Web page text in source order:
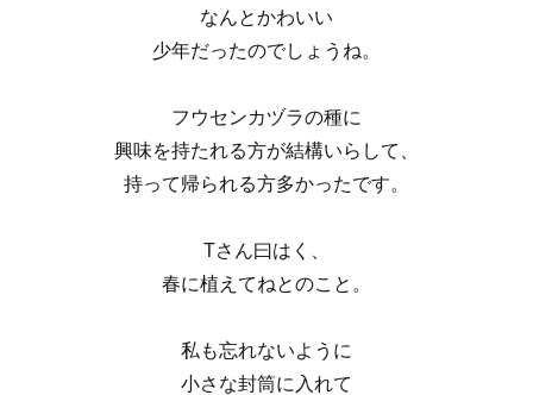
なんとかわいい
少年だったのでしょうね。
フウセンカヅラの種に
興味を持たれる方が結構いらして、
持って帰られる方多かったです。
Tさん曰はく、
春に植えてねとのこと。
私も忘れないように
小さな封筒に入れて